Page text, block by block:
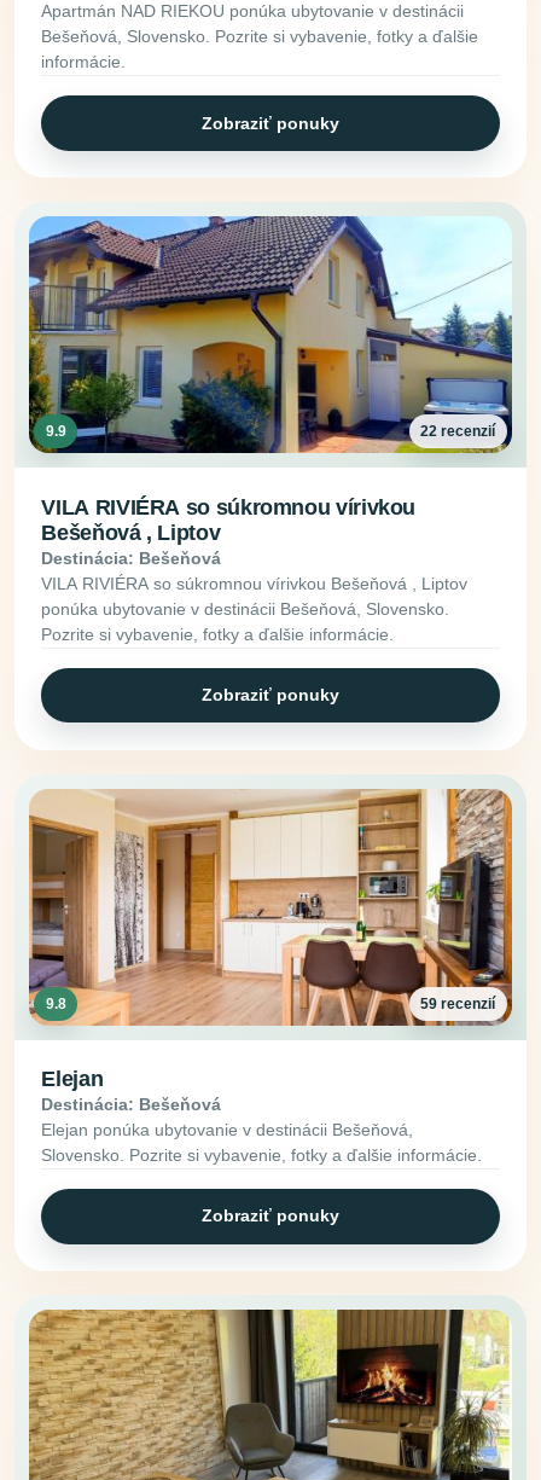
Apartmán NAD RIEKOU ponúka ubytovanie v destinácii
Bešeňová, Slovensko. Pozrite si vybavenie, fotky a ďalšie
informácie.
Zobraziť ponuky
9.9 22 recenzií
VILA RIVIÉRA so súkromnou vírivkou
Bešeňová , Liptov
Destinácia: Bešeňová
VILA RIVIÉRA so súkromnou vírivkou Bešeňová , Liptov
ponúka ubytovanie v destinácii Bešeňová, Slovensko.
Pozrite si vybavenie, fotky a ďalšie informácie.
Zobraziť ponuky
9.8 59 recenzií
Elejan
Destinácia: Bešeňová
Elejan ponúka ubytovanie v destinácii Bešeňová,
Slovensko. Pozrite si vybavenie, fotky a ďalšie informácie.
Zobraziť ponuky